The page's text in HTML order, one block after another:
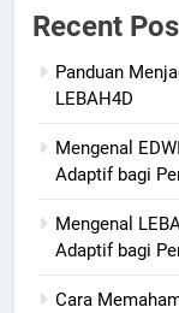
Recent
Panduan
LEBAH4D
Mengenal
Adaptif bagi
Mengenal
Adaptif bagi
Cara